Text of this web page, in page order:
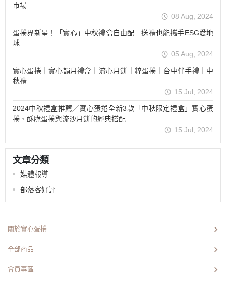
市場
08 Aug, 2024
蛋捲界新星！「實心」中秋禮盒自由配 送禮也能攜手ESG愛地
球
05 Aug, 2024
實心蛋捲｜實心韻月禮盒｜流心月餅｜粹蛋捲｜台中伴手禮｜中
秋禮
15 Jul, 2024
2024中秋禮盒推薦／實心蛋捲全新3款「中秋限定禮盒」實心蛋
捲、酥脆蛋捲與流沙月餅的經典搭配
15 Jul, 2024
文章分類
媒體報導
部落客好評
關於實心蛋捲
全部商品
會員專區